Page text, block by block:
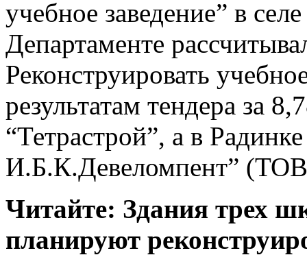
учебное заведение” в
Департаменте
Реконструировать
результатам тендера за
“Тетрастрой”, а в
И.Б.К.Девеломпент”
Читайте: Здания трех
планируют